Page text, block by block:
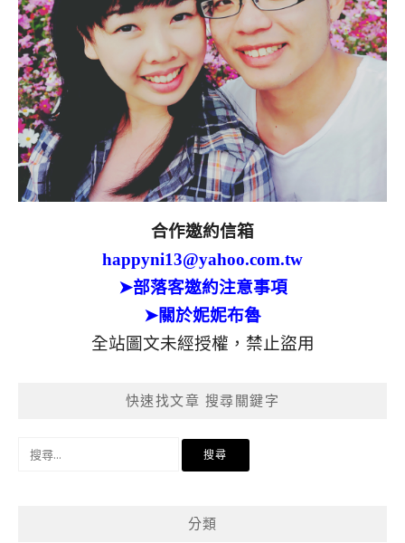
合作邀約信箱
happyni13@yahoo.com.tw
➤部落客邀約注意事項
➤關於妮妮布魯
全站圖文未經授權，禁止盜用
快速找文章 搜尋關鍵字
分類